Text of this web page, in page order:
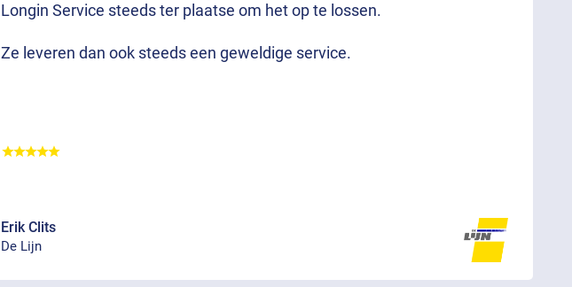
Longin Service steeds ter plaatse om het op te lossen.
Ze leveren dan ook steeds een geweldige service.
Erik Clits
De Lijn